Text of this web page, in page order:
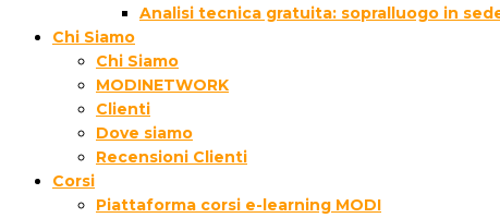
Analisi tecnica gratuita: sopralluogo in
Chi Siamo
Chi Siamo
MODINETWORK
Clienti
Dove siamo
Recensioni Clienti
Corsi
Piattaforma corsi e-learning MODI